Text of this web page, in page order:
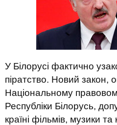
У Білорусі фактично
піратство. Новий закон,
Національному
Республіки Білорусь,
країні фільмів, музики